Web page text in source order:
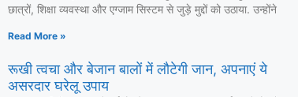
छात्रों, शिक्षा व्यवस्था और एग्जाम सिस्टम से जुड़े मुद्दों को उठाया. उन्होंने
Read More »
रूखी त्वचा और बेजान बालों में लौटेगी जान, अपनाएं ये
असरदार घरेलू उपाय